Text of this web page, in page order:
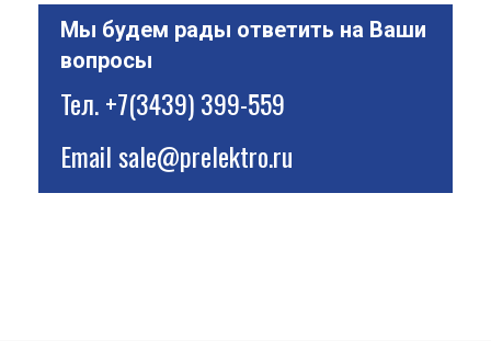
Мы будем рады ответить на Ваши
вопросы
Тел.+7(3439) 399-559
Emailsale@prelektro.ru